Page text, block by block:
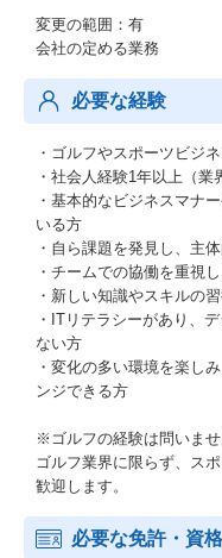
変更の範囲：有
会社の定める業務
必要な経験
・ゴルフやスポーツビジ
・社会人経験1年以上（業
・基本的なビジネスマナ
いる方
・自ら課題を発見し、主
・チームでの協働を重視
・新しい知識やスキルの
・ITリテラシーがあり、
ない方
・変化の多い環境を楽し
ンジできる方
※ゴルフの経験は問いませ
ゴルフ業界に限らず、ス
歓迎します。
必要な免許・資格